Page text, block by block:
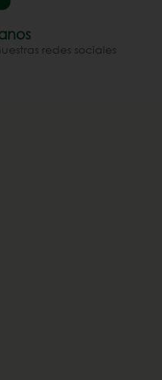
redes sociales